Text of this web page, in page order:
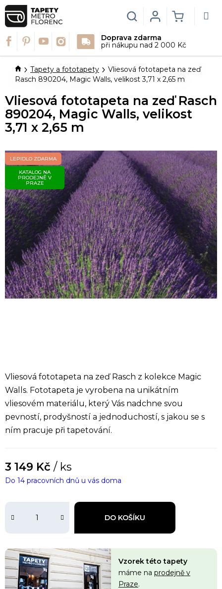
Přejít
na
obsah
Doprava zdarma
při nákupu nad 2 000 Kč
Hledat
KOŠÍK
Login
DomůTapety a fototapety
Vliesová fototapeta na zeď
Rasch 890204, Magic Walls, velikost 3,71 x 2,65 m
Vliesová fototapeta na zeď Rasch z kolekce Magic
Walls. Fototapeta je vyrobena na unikátním
vliesovém materiálu, který Vás nadchne svou
pevností, prodyšností a jednoduchostí, s jakou se s
ním pracuje při tapetování.
3 149 Kč / ks
DO KOŠÍKU
Do 14 pracovních dnů u vás doma
Vzorek této tapety
máme na prodejně v
Praze.
Vliesová fototapeta na zeď Rasch
890204, Magic Walls, velikost
3,71 x 2,65 m
LEPIDLO ZDARMA
KATALOG NA
PRODEJNĚ V
PRAZE